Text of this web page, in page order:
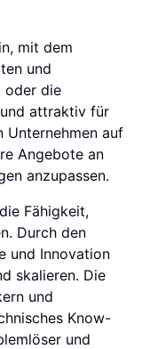
mit dem
und
oder die
attraktiv für
Unternehmen auf
Angebote an
anzupassen.
Fähigkeit,
Durch den
und Innovation
skalieren. Die
und
Know-
und